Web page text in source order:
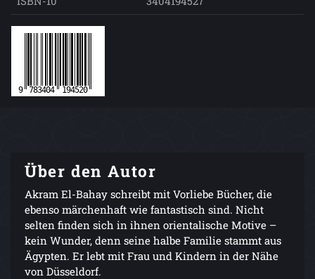
Über den Autor
Akram El-Bahay schreibt mit Vorliebe Bücher, die
ebenso märchenhaft wie fantastisch sind. Nicht
selten finden sich in ihnen orientalische Motive –
kein Wunder, denn seine halbe Familie stammt aus
Ägypten. Er lebt mit Frau und Kindern in der Nähe
von Düsseldorf.